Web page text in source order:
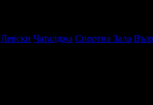
Левски Чаталджа Спортна Зала